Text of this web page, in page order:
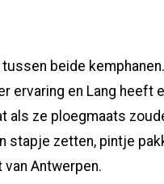
beide
ervaring en Lang heeft
als ze ploegmaats
stapje zetten, pintje
Antwerpen.